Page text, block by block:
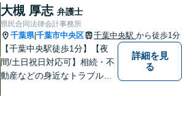
う弁護士です。弁護士と税理
士が様々な専門家と連携して
ワンストップで問題解決しま
す。
大槻 厚志 弁護士
県民合同法律会計事務所
千葉県|千葉市中央区 千葉中央駅 から徒歩1分
【千葉中央駅徒歩1分】【夜
間/土日祝日対応可】相続・不
動産などの身近なトラブルに
詳細を見
る